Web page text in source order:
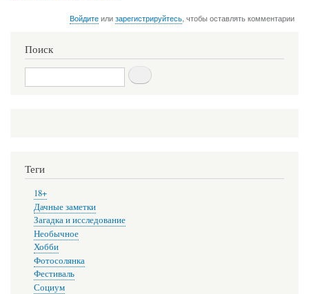
Войдитеилизарегистрируйтесь, чтобы оставлять комментарии
Поиск
Поиск
Теги
18+
Дачные заметки
Загадка и исследование
Необычное
Хобби
Фотосолянка
Фестиваль
Социум